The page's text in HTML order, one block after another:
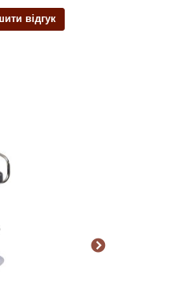
відгук